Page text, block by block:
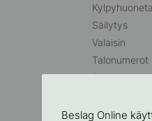
Säilytys
Valaisin
Talonumerot
Outlet
Beslag Online